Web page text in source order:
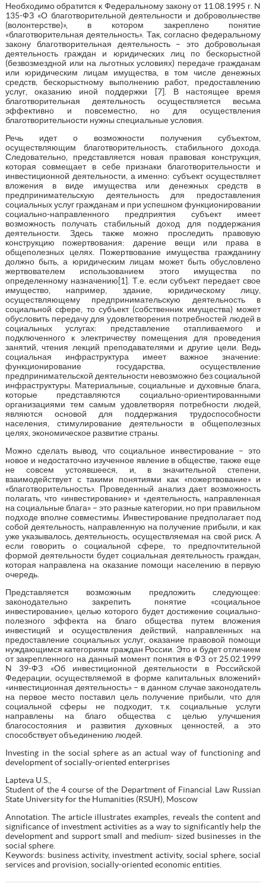
Необходимо обратится к Федеральному закону от 11.08.1995 г. N
135-ФЗ «О благотворительной деятельности и добровольчестве
(волонтерстве)», в котором закреплено понятие
«благотворительная деятельность». Так, согласно федеральному
закону благотворительная деятельность – это добровольная
деятельность граждан и юридических лиц по бескорыстной
(безвозмездной или на льготных условиях) передаче гражданам
или юридическим лицам имущества, в том числе денежных
средств, бескорыстному выполнению работ, предоставлению
услуг, оказанию иной поддержки [7]. В настоящее время
благотворительная деятельность осуществляется весьма
эффективно и повсеместно, но для осуществления
благотворительности нужны специальные условия.
Речь идет о возможности получения субъектом,
осуществляющим благотворительность, стабильного дохода.
Следовательно, представляется новая правовая конструкция,
которая совмещает в себе признаки благотворительности и
инвестиционной деятельности, а именно: субъект осуществляет
вложения в виде имущества или денежных средств в
предпринимательскую деятельность для предоставления
социальных услуг гражданам и при успешном функционировании
социально-направленного предприятия субъект имеет
возможность получать стабильный доход для поддержания
деятельности. Здесь также можно проследить правовую
конструкцию пожертвования: дарение вещи или права в
общеполезных целях. Пожертвование имущества гражданину
должно быть, а юридическим лицам может быть обусловлено
жертвователем использованием этого имущества по
определенному назначению[1]. Т.е. если субъект передает свое
имущество, например, здание, юридическому лицу,
осуществляющему предпринимательскую деятельность в
социальной сфере, то субъект (собственник имущества) может
обусловить передачу для удовлетворения потребностей людей в
социальных услугах: представление отапливаемого и
подключенного к электричеству помещения для проведения
занятий, чтения лекций преподавателями и другие цели. Ведь
социальная инфраструктура имеет важное значение:
функционирование государства, осуществление
предпринимательской деятельности невозможно без социальной
инфраструктуры. Материальные, социальные и духовные блага,
которые представляются социально-ориентированными
организациями тем самым удовлетворяя потребности людей,
являются основой для поддержания трудоспособности
населения, стимулирование деятельности в общеполезных
целях, экономическое развитие страны.
Можно сделать вывод, что социальное инвестирование – это
новое и недостаточно изученное явление в обществе, также еще
не совсем устоявшееся, и, в значительной степени,
взаимодействует с такими понятиями как «пожертвование» и
«благотворительность». Проведенный анализ дает возможность
полагать, что «инвестирование» и «деятельность, направленная
на социальные блага» – это разные категории, но при правильном
подходе вполне совместимы. Инвестирование предполагает под
собой деятельность, направленную на получение прибыли, и как
уже указывалось, деятельность, осуществляемая на свой риск. А
если говорить о социальной сфере, то предпочтительной
формой деятельности будет социальная деятельность граждан,
которая направлена на оказание помощи населению в первую
очередь.
Представляется возможным предложить следующее:
законодательно закрепить понятие «социальное
инвестирование», целью которого будет достижение социально-
полезного эффекта на благо общества путем вложения
инвестиций и осуществления действий, направленных на
предоставление социальных услуг, оказание правовой помощи
нуждающимся категориям граждан России. Это и будет отличием
от закрепленного на данный момент понятия в ФЗ от 25.02.1999
N 39-ФЗ «Об инвестиционной деятельности в Российской
Федерации, осуществляемой в форме капитальных вложений»
«инвестиционная деятельность» – в данном случае законодатель
на первое место поставил цель получение прибыли, что для
социальной сферы не подходит, т.к. социальные услуги
направлены на благо общества с целью улучшения
благосостояния и развития духовных ценностей, а это
способствует объединению людей.
Investing in the social sphere as an actual way of functioning and
development of socially-oriented enterprises
Lapteva U.S.,
Student of the 4 course of the Department of Financial Law Russian
State University for the Humanities (RSUH), Moscow
Annotation. The article illustrates examples, reveals the content and
significance of investment activities as a way to significantly help the
development and support small and medium- sized businesses in the
social sphere.
Keywords: business activity, investment activity, social sphere, social
services and provision, socially-oriented economic entities.